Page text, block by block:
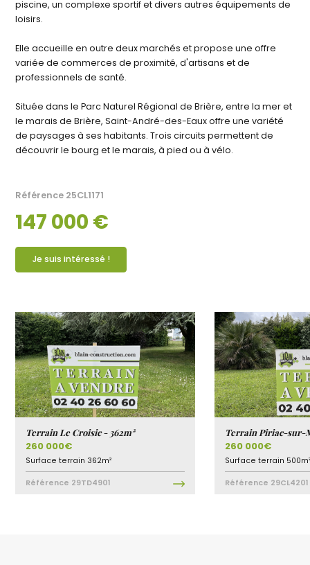
piscine, un complexe sportif et divers autres équipements de
loisirs.
Elle accueille en outre deux marchés et propose une offre
variée de commerces de proximité, d'artisans et de
professionnels de santé.
Située dans le Parc Naturel Régional de Brière, entre la mer et
le marais de Brière, Saint-André-des-Eaux offre une variété
de paysages à ses habitants. Trois circuits permettent de
découvrir le bourg et le marais, à pied ou à vélo.
147 000 €
Référence 25CL1171
Je suis intéressé !
Terrain Le Croisic - 362m²
260 000€
Surface terrain 362m²
Référence 29TD4901
Terrain Piriac-sur-
260 000€
Surface terrain 500m²
Référence 29CL4201